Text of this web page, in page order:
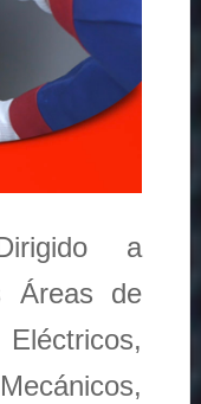
a
Áreas de